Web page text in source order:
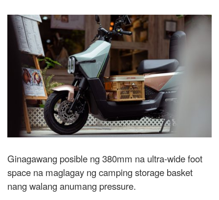
Ginagawang posible ng 380mm na ultra-wide foot
space na maglagay ng camping storage basket
nang walang anumang pressure.